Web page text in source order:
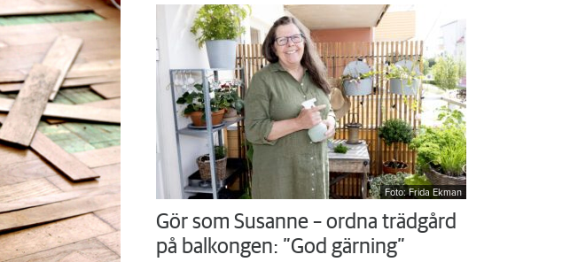
Foto: Frida Ekman
Gör som Susanne – ordna trädgård
på balkongen: ”God gärning”